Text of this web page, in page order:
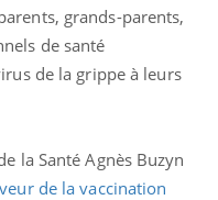
grands-parents,
de santé
de la grippe à leurs
la Santé Agnès Buzyn
de la vaccination